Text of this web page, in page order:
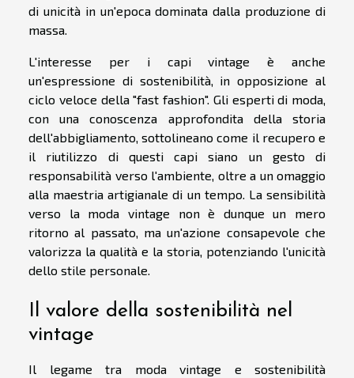
di unicità in un'epoca dominata dalla produzione di
massa.
L'interesse per i capi vintage è anche
un'espressione di sostenibilità, in opposizione al
ciclo veloce della "fast fashion". Gli esperti di moda,
con una conoscenza approfondita della storia
dell'abbigliamento, sottolineano come il recupero e
il riutilizzo di questi capi siano un gesto di
responsabilità verso l'ambiente, oltre a un omaggio
alla maestria artigianale di un tempo. La sensibilità
verso la moda vintage non è dunque un mero
ritorno al passato, ma un'azione consapevole che
valorizza la qualità e la storia, potenziando l'unicità
dello stile personale.
Il valore della sostenibilità nel
vintage
Il legame tra moda vintage e sostenibilità